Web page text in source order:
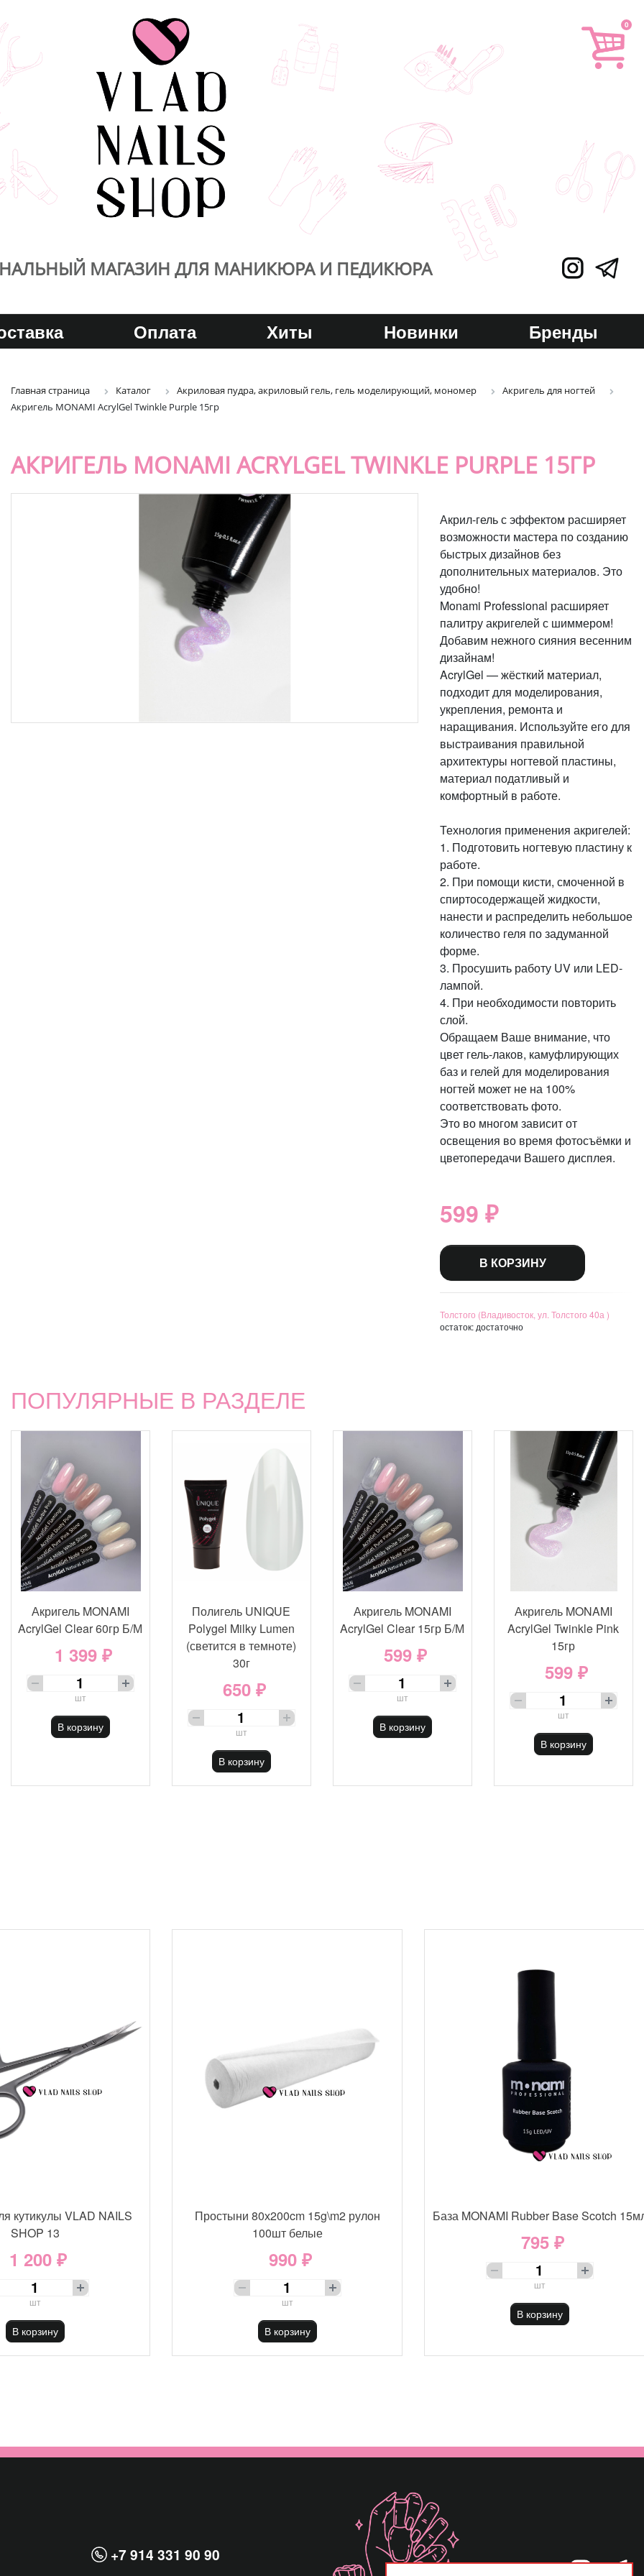
0
МАГАЗИН ДЛЯ МАНИКЮРА И ПЕДИКЮРА
Оплата Хиты Новинки Бренды
Главная страница Каталог Акриловая пудра, акриловый гель, гель моделирующий, мономер
Акригель для ногтей
Акригель MONAMI AcrylGel Twinkle Purple 15гр
АКРИГЕЛЬ MONAMI ACRYLGEL TWINKLE PURPLE 15ГР
Акрил-гель с эффектом расширяет
возможности мастера по созданию
быстрых дизайнов без
дополнительных материалов. Это
удобно!
Monami Professional расширяет
палитру акригелей с шиммером!
Добавим нежного сияния весенним
дизайнам!
AcrylGel — жёсткий материал,
подходит для моделирования,
укрепления, ремонта и
наращивания. Используйте его для
выстраивания правильной
архитектуры ногтевой пластины,
материал податливый и
комфортный в работе.
Технология применения акригелей:
1. Подготовить ногтевую пластину к
работе.
2. При помощи кисти, смоченной в
спиртосодержащей жидкости,
нанести и распределить небольшое
количество геля по задуманной
форме.
3. Просушить работу UV или LED-
лампой.
4. При необходимости повторить
слой.
Обращаем Ваше внимание, что
цвет гель-лаков, камуфлирующих
баз и гелей для моделирования
ногтей может не на 100%
соответствовать фото.
Это во многом зависит от
освещения во время фотосъёмки и
цветопередачи Вашего дисплея.
599 ₽
В КОРЗИНУ
Толстого (Владивосток, ул. Толстого 40а )
остаток:достаточно
ПОПУЛЯРНЫЕ В РАЗДЕЛЕ
Акригель MONAMI
AcrylGel Clear 60гр Б/М
1 399 ₽
шт
В корзину
Полигель UNIQUE
Polygel Milky Lumen
(светится в темноте)
30г
650 ₽
шт
В корзину
Акригель MONAMI
AcrylGel Clear 15гр Б/М
599 ₽
шт
В корзину
Акригель MONAMI
AcrylGel Twinkle Pink
15гр
599 ₽
шт
В корзину
кутикулы VLAD NAILS
SHOP 13
1 200 ₽
шт
В корзину
Простыни 80х200cm 15g\m2 рулон
100шт белые
990 ₽
шт
В корзину
База MONAMI Rubber Base Scotch
795 ₽
шт
В корзину
+7 914 331 90 90